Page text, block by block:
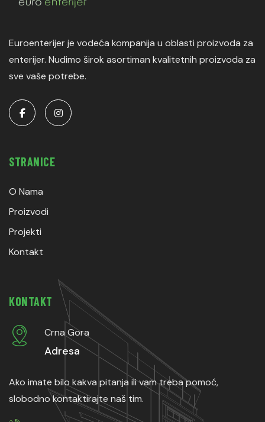
Euroenterijer je vodeća kompanija u oblasti proizvoda za
enterijer. Nudimo širok asortiman kvalitetnih proizvoda za
sve vaše potrebe.
STRANICE
O Nama
Proizvodi
Projekti
Kontakt
KONTAKT
Crna Gora
Adresa
Ako imate bilo kakva pitanja ili vam treba pomoć,
slobodno kontaktirajte naš tim.